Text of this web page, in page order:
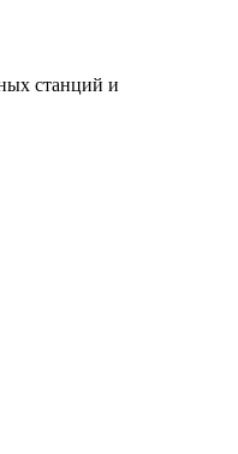
станций и